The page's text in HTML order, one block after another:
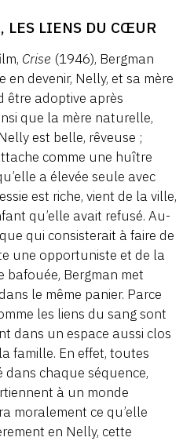
LES LIENS DU CŒUR
Crise (1946), Bergman
en devenir, Nelly, et sa mère
être adoptive après
que la mère naturelle,
est belle, rêveuse ;
comme une huître
a élevée seule avec
est riche, vient de la ville,
qu’elle avait refusé. Au-
qui consisterait à faire de
une opportuniste et de la
bafouée, Bergman met
le même panier. Parce
les liens du sang sont
dans un espace aussi clos
famille. En effet, toutes
dans chaque séquence,
à un monde
moralement ce qu’elle
en Nelly, cette